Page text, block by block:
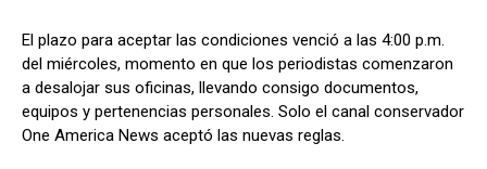
El plazo para aceptar las condiciones venció a las 4:00 p.m.
del miércoles, momento en que los periodistas comenzaron
a desalojar sus oficinas, llevando consigo documentos,
equipos y pertenencias personales. Solo el canal conservador
One America News aceptó las nuevas reglas.